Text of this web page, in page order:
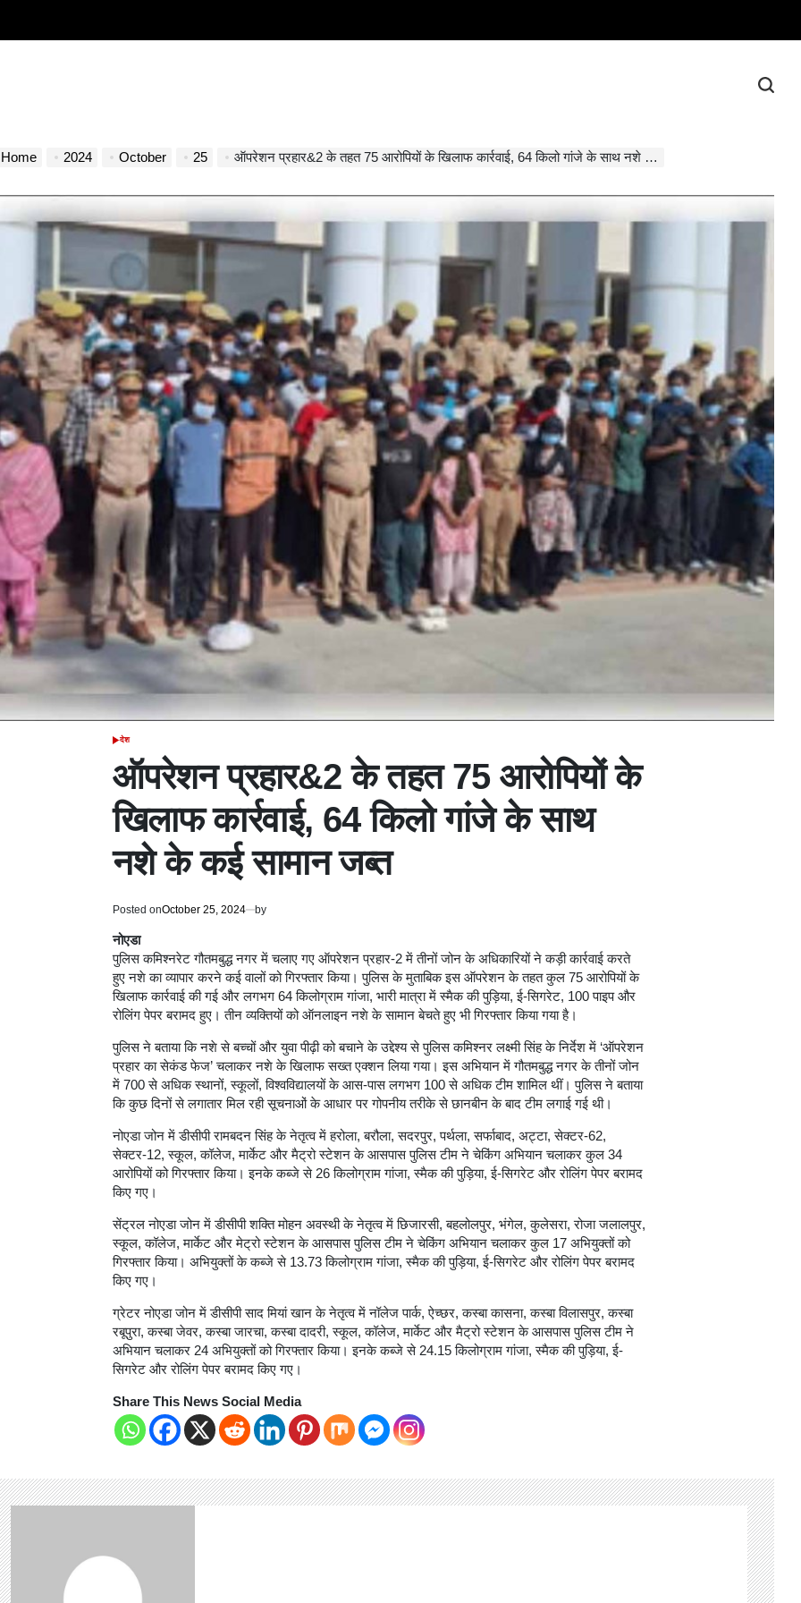
Home 2024 October 25 ऑपरेशन प्रहार&2 के तहत 75 आरोपियों के खिलाफ कार्रवाई, 64 किलो गांजे के साथ नशे के कई सामान जब्त
POSTED
देश
ऑपरेशन प्रहार&2 के तहत 75 आरोपियों के
खिलाफ कार्रवाई, 64 किलो गांजे के साथ
नशे के कई सामान जब्त
Posted onOctober 25, 2024 by
नोएडा
पुलिस कमिश्नरेट गौतमबुद्ध नगर में चलाए गए ऑपरेशन प्रहार-2 में तीनों जोन के अधिकारियों ने कड़ी कार्रवाई करते
हुए नशे का व्यापार करने कई वालों को गिरफ्तार किया। पुलिस के मुताबिक इस ऑपरेशन के तहत कुल 75 आरोपियों के
खिलाफ कार्रवाई की गई और लगभग 64 किलोग्राम गांजा, भारी मात्रा में स्मैक की पुड़िया, ई-सिगरेट, 100 पाइप और
रोलिंग पेपर बरामद हुए। तीन व्यक्तियों को ऑनलाइन नशे के सामान बेचते हुए भी गिरफ्तार किया गया है।
पुलिस ने बताया कि नशे से बच्चों और युवा पीढ़ी को बचाने के उद्देश्य से पुलिस कमिश्नर लक्ष्मी सिंह के निर्देश में ‘ऑपरेशन
प्रहार का सेकंड फेज’ चलाकर नशे के खिलाफ सख्त एक्शन लिया गया। इस अभियान में गौतमबुद्ध नगर के तीनों जोन
में 700 से अधिक स्थानों, स्कूलों, विश्वविद्यालयों के आस-पास लगभग 100 से अधिक टीम शामिल थीं। पुलिस ने बताया
कि कुछ दिनों से लगातार मिल रही सूचनाओं के आधार पर गोपनीय तरीके से छानबीन के बाद टीम लगाई गई थी।
नोएडा जोन में डीसीपी रामबदन सिंह के नेतृत्व में हरोला, बरौला, सदरपुर, पर्थला, सर्फाबाद, अट्टा, सेक्टर-62,
सेक्टर-12, स्कूल, कॉलेज, मार्केट और मैट्रो स्टेशन के आसपास पुलिस टीम ने चेकिंग अभियान चलाकर कुल 34
आरोपियों को गिरफ्तार किया। इनके कब्जे से 26 किलोग्राम गांजा, स्मैक की पुड़िया, ई-सिगरेट और रोलिंग पेपर बरामद
किए गए।
सेंट्रल नोएडा जोन में डीसीपी शक्ति मोहन अवस्थी के नेतृत्व में छिजारसी, बहलोलपुर, भंगेल, कुलेसरा, रोजा जलालपुर,
स्कूल, कॉलेज, मार्केट और मेट्रो स्टेशन के आसपास पुलिस टीम ने चेकिंग अभियान चलाकर कुल 17 अभियुक्तों को
गिरफ्तार किया। अभियुक्तों के कब्जे से 13.73 किलोग्राम गांजा, स्मैक की पुड़िया, ई-सिगरेट और रोलिंग पेपर बरामद
किए गए।
ग्रेटर नोएडा जोन में डीसीपी साद मियां खान के नेतृत्व में नॉलेज पार्क, ऐच्छर, कस्बा कासना, कस्बा विलासपुर, कस्बा
रबूपुरा, कस्बा जेवर, कस्बा जारचा, कस्बा दादरी, स्कूल, कॉलेज, मार्केट और मैट्रो स्टेशन के आसपास पुलिस टीम ने
अभियान चलाकर 24 अभियुक्तों को गिरफ्तार किया। इनके कब्जे से 24.15 किलोग्राम गांजा, स्मैक की पुड़िया, ई-
सिगरेट और रोलिंग पेपर बरामद किए गए।
Share This News Social Media